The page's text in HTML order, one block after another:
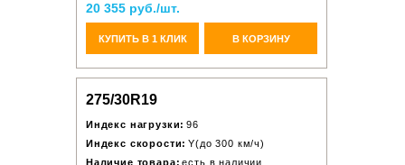
20 355 руб./шт.
КУПИТЬ В 1 КЛИК В КОРЗИНУ
275/30R19
Индекс нагрузки: 96
Индекс скорости: Y(до 300 км/ч)
Наличие товара: есть в наличии